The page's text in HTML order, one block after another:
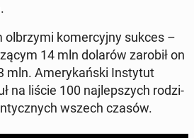
ol­brzy­mi ko­mer­cyj­ny sukces –
14 mln dolarów zarobił on
mln. Ame­ry­kań­ski In­sty­tut
na liście 100 naj­lep­szych ro­dzi­
wszech czasów.